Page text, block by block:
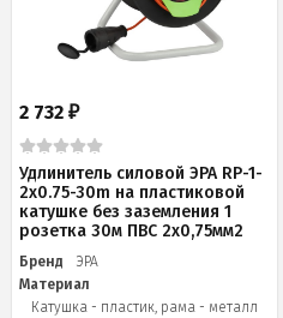
2 732 ₽
Удлинитель силовой ЭРА RP-1-
2x0.75-30m на пластиковой
катушке без заземления 1
розетка 30м ПВС 2х0,75мм2
Бренд
ЭРА
Материал
Катушка - пластик, рама - металл